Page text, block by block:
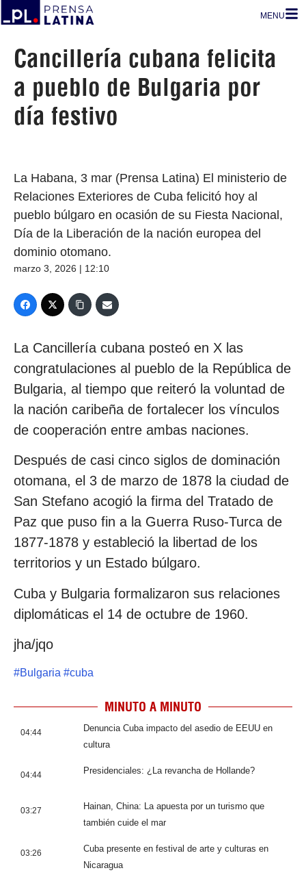
MENU
Cancillería cubana felicita
a pueblo de Bulgaria por
día festivo
La Habana, 3 mar (Prensa Latina) El ministerio de
Relaciones Exteriores de Cuba felicitó hoy al
pueblo búlgaro en ocasión de su Fiesta Nacional,
Día de la Liberación de la nación europea del
dominio otomano.
marzo 3, 2026 | 12:10
La Cancillería cubana posteó en X las
congratulaciones al pueblo de la República de
Bulgaria, al tiempo que reiteró la voluntad de
la nación caribeña de fortalecer los vínculos
de cooperación entre ambas naciones.
Después de casi cinco siglos de dominación
otomana, el 3 de marzo de 1878 la ciudad de
San Stefano acogió la firma del Tratado de
Paz que puso fin a la Guerra Ruso-Turca de
1877-1878 y estableció la libertad de los
territorios y un Estado búlgaro.
Cuba y Bulgaria formalizaron sus relaciones
diplomáticas el 14 de octubre de 1960.
jha/jqo
#Bulgaria #cuba
MINUTO A MINUTO
04:44
Denuncia Cuba impacto del asedio de EEUU en
cultura
04:44 Presidenciales: ¿La revancha de Hollande?
03:27
Hainan, China: La apuesta por un turismo que
también cuide el mar
03:26
Cuba presente en festival de arte y culturas en
Nicaragua